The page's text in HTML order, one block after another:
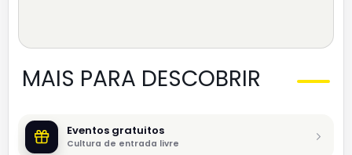
MAIS PARA DESCOBRIR
Eventos gratuitos
Cultura de entrada livre